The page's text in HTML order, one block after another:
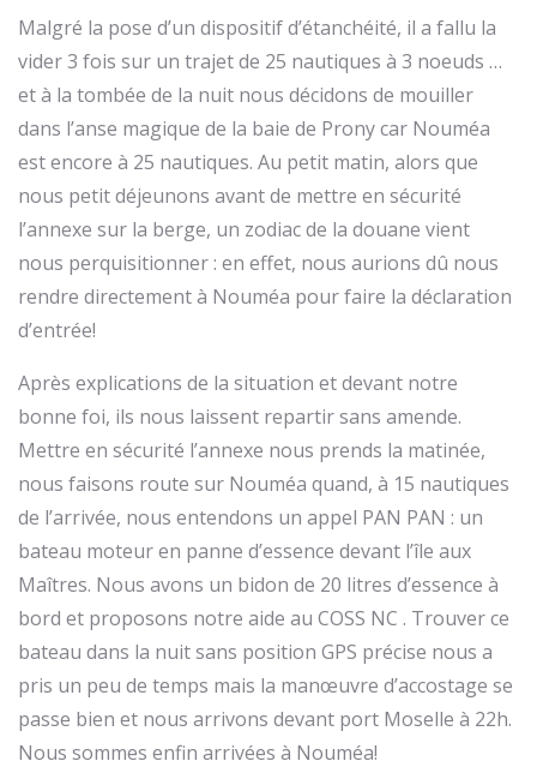
Malgré la pose d’un dispositif d’étanchéité, il a fallu la
vider 3 fois sur un trajet de 25 nautiques à 3 noeuds …
et à la tombée de la nuit nous décidons de mouiller
dans l’anse magique de la baie de Prony car Nouméa
est encore à 25 nautiques. Au petit matin, alors que
nous petit déjeunons avant de mettre en sécurité
l’annexe sur la berge, un zodiac de la douane vient
nous perquisitionner : en effet, nous aurions dû nous
rendre directement à Nouméa pour faire la déclaration
d’entrée!
Après explications de la situation et devant notre
bonne foi, ils nous laissent repartir sans amende.
Mettre en sécurité l’annexe nous prends la matinée,
nous faisons route sur Nouméa quand, à 15 nautiques
de l’arrivée, nous entendons un appel PAN PAN : un
bateau moteur en panne d’essence devant l’île aux
Maîtres. Nous avons un bidon de 20 litres d’essence à
bord et proposons notre aide au COSS NC . Trouver ce
bateau dans la nuit sans position GPS précise nous a
pris un peu de temps mais la manœuvre d’accostage se
passe bien et nous arrivons devant port Moselle à 22h.
Nous sommes enfin arrivées à Nouméa!